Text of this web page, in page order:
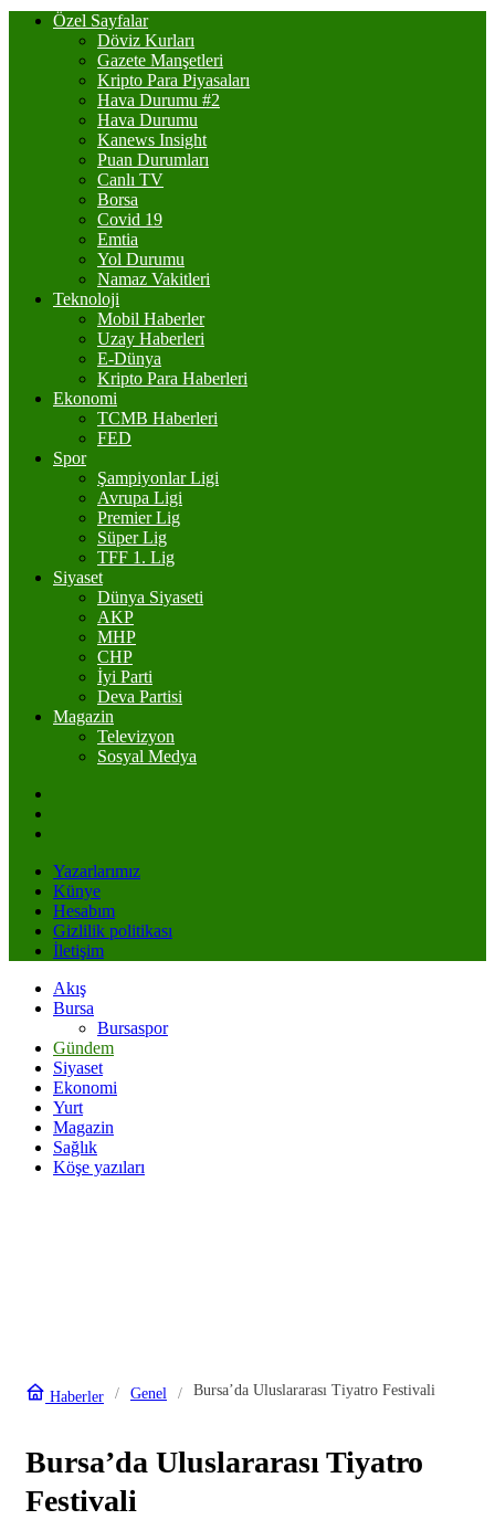
Özel Sayfalar
Döviz Kurları
Gazete Manşetleri
Kripto Para Piyasaları
Hava Durumu #2
Hava Durumu
Kanews Insight
Puan Durumları
Canlı TV
Borsa
Covid 19
Emtia
Yol Durumu
Namaz Vakitleri
Teknoloji
Mobil Haberler
Uzay Haberleri
E-Dünya
Kripto Para Haberleri
Ekonomi
TCMB Haberleri
FED
Spor
Şampiyonlar Ligi
Avrupa Ligi
Premier Lig
Süper Lig
TFF 1. Lig
Siyaset
Dünya Siyaseti
AKP
MHP
CHP
İyi Parti
Deva Partisi
Magazin
Televizyon
Sosyal Medya
Yazarlarımız
Künye
Hesabım
Gizlilik politikası
İletişim
Akış
Bursa
Bursaspor
Gündem
Siyaset
Ekonomi
Yurt
Magazin
Sağlık
Köşe yazıları
Haberler Genel Bursa’da Uluslararası Tiyatro Festivali
Bursa’da Uluslararası Tiyatro
Festivali